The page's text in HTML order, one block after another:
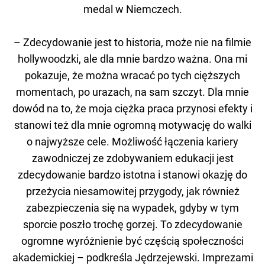
medal w Niemczech.
– Zdecydowanie jest to historia, może nie na filmie
hollywoodzki, ale dla mnie bardzo ważna. Ona mi
pokazuje, że można wracać po tych cięższych
momentach, po urazach, na sam szczyt. Dla mnie
dowód na to, że moja ciężka praca przynosi efekty i
stanowi też dla mnie ogromną motywację do walki
o najwyższe cele. Możliwość łączenia kariery
zawodniczej ze zdobywaniem edukacji jest
zdecydowanie bardzo istotna i stanowi okazję do
przeżycia niesamowitej przygody, jak również
zabezpieczenia się na wypadek, gdyby w tym
sporcie poszło trochę gorzej. To zdecydowanie
ogromne wyróżnienie być częścią społeczności
akademickiej – podkreśla Jędrzejewski. Imprezami